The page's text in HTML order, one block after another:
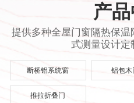
产
提供多种全屋门窗隔热保
式测量设计定
断桥铝系统窗 铝包木
推拉折叠门